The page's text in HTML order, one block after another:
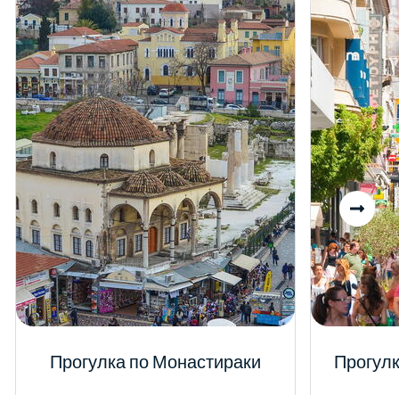
Прогулка по Монастираки